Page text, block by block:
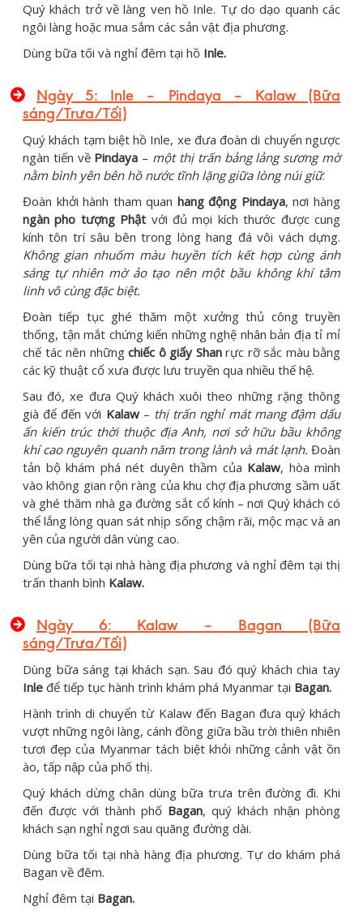
Quý khách trở về làng ven hồ Inle. Tự do dạo quanh các
ngôi làng hoặc mua sắm các sản vật địa phương.
Dùng bữa tối và nghỉ đêm tại hồ Inle.
Ngày 5: Inle – Pindaya – Kalaw (Bữa
sáng/Trưa/Tối)
Quý khách tạm biệt hồ Inle, xe đưa đoàn di chuyển ngược
ngàn tiến về Pindaya – một thị trấn bảng lảng sương mờ
nằm bình yên bên hồ nước tĩnh lặng giữa lòng núi giữ.
Đoàn khởi hành tham quan hang động Pindaya, nơi hàng
ngàn pho tượng Phật với đủ mọi kích thước được cung
kính tôn trí sâu bên trong lòng hang đá vôi vách dựng.
Không gian nhuốm màu huyền tích kết hợp cùng ánh
sáng tự nhiên mờ ảo tạo nên một bầu không khí tâm
linh vô cùng đặc biệt.
Đoàn tiếp tục ghé thăm một xưởng thủ công truyền
thống, tận mắt chứng kiến những nghệ nhân bản địa tỉ mỉ
chế tác nên những chiếc ô giấy Shanrực rỡ sắc màu bằng
các kỹ thuật cổ xưa được lưu truyền qua nhiều thế hệ.
Sau đó, xe đưa Quý khách xuôi theo những rặng thông
già để đến với Kalaw– thị trấn nghỉ mát mang đậm dấu
ấn kiến trúc thời thuộc địa Anh, nơi sở hữu bầu không
khí cao nguyên quanh năm trong lành và mát lạnh. Đoàn
tản bộ khám phá nét duyên thầm của Kalaw, hòa mình
vào không gian rộn ràng của khu chợ địa phương sầm uất
và ghé thăm nhà ga đường sắt cổ kính – nơi Quý khách có
thể lắng lòng quan sát nhịp sống chậm rãi, mộc mạc và an
yên của người dân vùng cao.
Dùng bữa tối tại nhà hàng địa phương và nghỉ đêm tại thị
trấn thanh bình Kalaw.
Ngày 6: Kalaw – Bagan (Bữa
sáng/Trưa/Tối)
Dùng bữa sáng tại khách sạn. Sau đó quý khách chia tay
Inle để tiếp tục hành trình khám phá Myanmar tại Bagan.
Hành trình di chuyển từ Kalaw đến Bagan đưa quý khách
vượt những ngôi làng, cánh đồng giữa bầu trời thiên nhiên
tươi đẹp của Myanmar tách biệt khỏi những cảnh vật ồn
ào, tấp nập của phố thị.
Quý khách dừng chân dùng bữa trưa trên đường đi. Khi
đến được với thành phố Bagan, quý khách nhận phòng
khách sạn nghỉ ngơi sau quãng đường dài.
Dùng bữa tối tại nhà hàng địa phương. Tự do khám phá
Bagan về đêm.
Nghỉ đêm tại Bagan.